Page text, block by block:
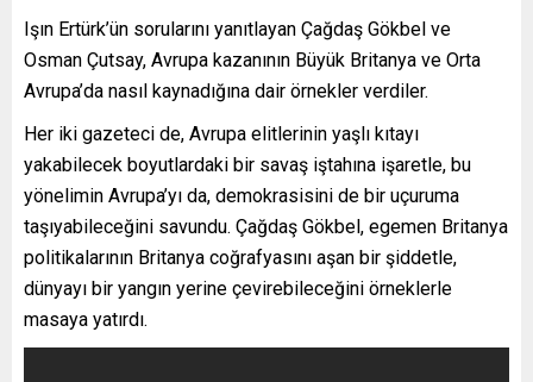
Işın Ertürk’ün sorularını yanıtlayan Çağdaş Gökbel ve
Osman Çutsay, Avrupa kazanının Büyük Britanya ve Orta
Avrupa’da nasıl kaynadığına dair örnekler verdiler.
Her iki gazeteci de, Avrupa elitlerinin yaşlı kıtayı
yakabilecek boyutlardaki bir savaş iştahına işaretle, bu
yönelimin Avrupa’yı da, demokrasisini de bir uçuruma
taşıyabileceğini savundu. Çağdaş Gökbel, egemen Britanya
politikalarının Britanya coğrafyasını aşan bir şiddetle,
dünyayı bir yangın yerine çevirebileceğini örneklerle
masaya yatırdı.